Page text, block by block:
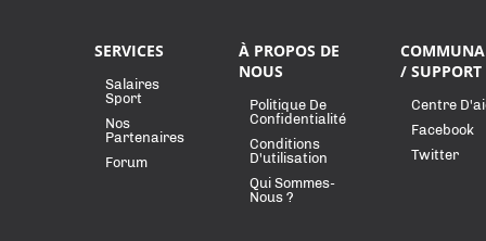
SERVICES
Salaires
Sport
Nos
Partenaires
Forum
À PROPOS DE
NOUS
Politique De
Confidentialité
Conditions
D'utilisation
Qui Sommes-
Nous ?
/ SUPPORT
Centre
Facebook
Twitter